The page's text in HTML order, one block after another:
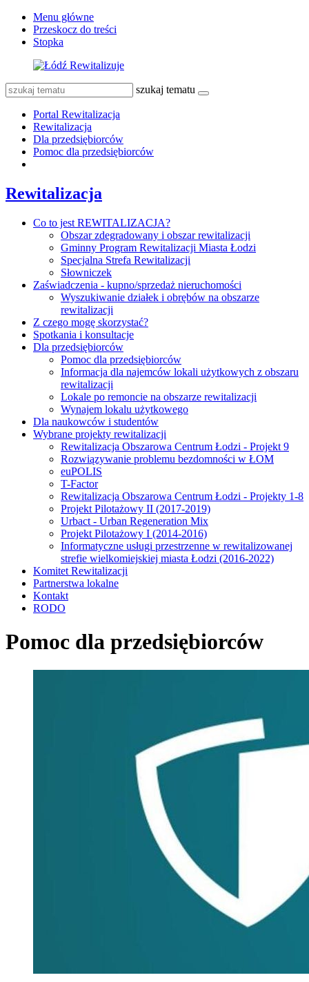
Menu główne
Przeskocz do treści
Stopka
szukaj tematu
Portal Rewitalizacja
Rewitalizacja
Dla przedsiębiorców
Pomoc dla przedsiębiorców
Rewitalizacja
Co to jest REWITALIZACJA?
Obszar zdegradowany i obszar rewitalizacji
Gminny Program Rewitalizacji Miasta Łodzi
Specjalna Strefa Rewitalizacji
Słowniczek
Zaświadczenia - kupno/sprzedaż nieruchomości
Wyszukiwanie działek i obrębów na obszarze
rewitalizacji
Z czego mogę skorzystać?
Spotkania i konsultacje
Dla przedsiębiorców
Pomoc dla przedsiębiorców
Informacja dla najemców lokali użytkowych z obszaru
rewitalizacji
Lokale po remoncie na obszarze rewitalizacji
Wynajem lokalu użytkowego
Dla naukowców i studentów
Wybrane projekty rewitalizacji
Rewitalizacja Obszarowa Centrum Łodzi - Projekt 9
Rozwiązywanie problemu bezdomności w ŁOM
euPOLIS
T-Factor
Rewitalizacja Obszarowa Centrum Łodzi - Projekty 1-8
Projekt Pilotażowy II (2017-2019)
Urbact - Urban Regeneration Mix
Projekt Pilotażowy I (2014-2016)
Informatyczne usługi przestrzenne w rewitalizowanej
strefie wielkomiejskiej miasta Łodzi (2016-2022)
Komitet Rewitalizacji
Partnerstwa lokalne
Kontakt
RODO
Pomoc dla przedsiębiorców